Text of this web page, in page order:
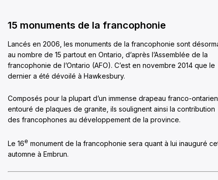
15 monuments de la francophonie
Lancés en 2006, les monuments de la francophonie sont
au nombre de 15 partout en Ontario, d’après l’Assemblée de la
francophonie de l’Ontario (AFO). C’est en novembre 2014 que le
dernier a été dévoilé à Hawkesbury.
Composés pour la plupart d’un immense drapeau franco-ontarien
entouré de plaques de granite, ils soulignent ainsi la contribution
des francophones au développement de la province.
Le 16e monument de la francophonie sera quant à lui inauguré
automne à Embrun.